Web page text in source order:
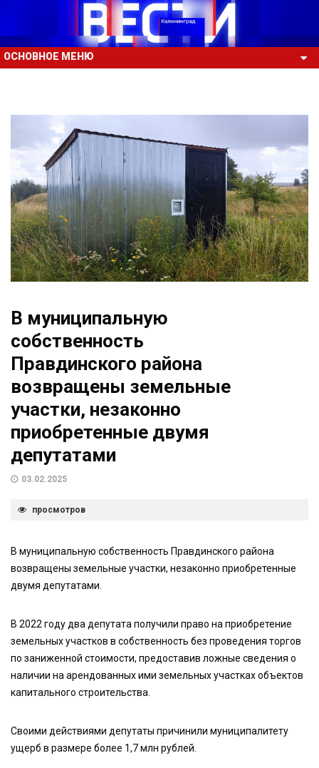
ОСНОВНОЕ МЕНЮ
В муниципальную
собственность
Правдинского района
возвращены земельные
участки, незаконно
приобретенные двумя
депутатами
03.02.2025
просмотров
В муниципальную собственность Правдинского района
возвращены земельные участки, незаконно приобретенные
двумя депутатами.
В 2022 году два депутата получили право на приобретение
земельных участков в собственность без проведения торгов
по заниженной стоимости, предоставив ложные сведения о
наличии на арендованных ими земельных участках объектов
капитального строительства.
Своими действиями депутаты причинили муниципалитету
ущерб в размере более 1,7 млн рублей.